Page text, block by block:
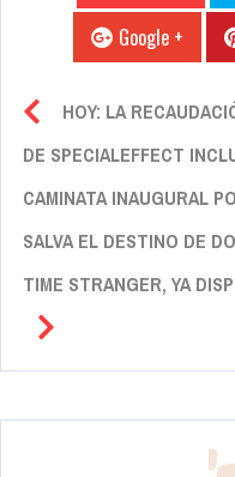
Google +
HOY: LA
DE SPECIALEFFECT
CAMINATA INAUGURAL
SALVA EL DESTINO DE
TIME STRANGER, YA